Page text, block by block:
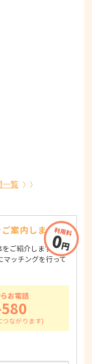
一覧
ご案内します！
ご紹介します！
マッチングを行って
お電話